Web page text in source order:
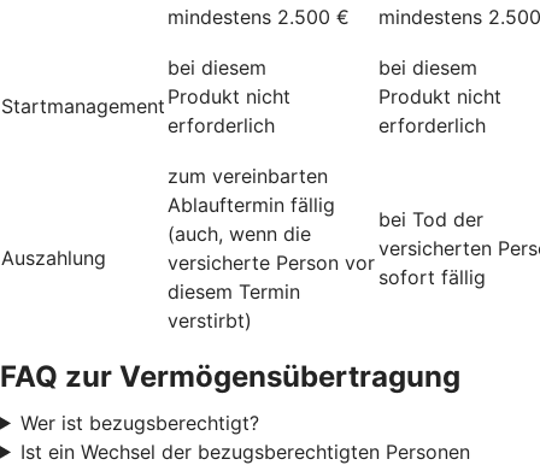
mindestens 2.500 €
mindestens
Startmanagement
bei diesem
Produkt nicht
erforderlich
bei diesem
Produkt nicht
erforderlich
Auszahlung
zum vereinbarten
Ablauftermin fällig
(auch, wenn die
versicherte Person vor
diesem Termin
verstirbt)
bei Tod der
versicherten
sofort fällig
FAQ zur Vermögensübertragung
Wer ist bezugsberechtigt?
Ist ein Wechsel der bezugsberechtigten Personen